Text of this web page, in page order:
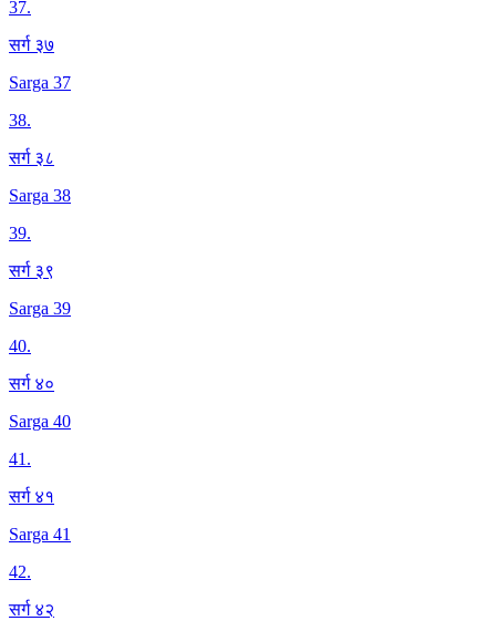
37.
सर्ग ३७
Sarga 37
38.
सर्ग ३८
Sarga 38
39.
सर्ग ३९
Sarga 39
40.
सर्ग ४०
Sarga 40
41.
सर्ग ४१
Sarga 41
42.
सर्ग ४२